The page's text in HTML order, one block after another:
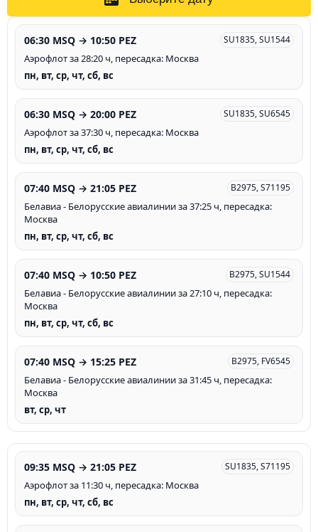
06:30 MSQ → 10:50 PEZ SU1835, SU1544
Аэрофлот за 28:20 ч, пересадка: Москва
пн, вт, ср, чт, сб, вс
06:30 MSQ → 20:00 PEZ SU1835, SU6545
Аэрофлот за 37:30 ч, пересадка: Москва
пн, вт, ср, чт, сб, вс
07:40 MSQ → 21:05 PEZ B2975, S71195
Белавиа - Белорусские авиалинии за 37:25 ч, пересадка:
Москва
пн, вт, ср, чт, сб, вс
07:40 MSQ → 10:50 PEZ B2975, SU1544
Белавиа - Белорусские авиалинии за 27:10 ч, пересадка:
Москва
пн, вт, ср, чт, сб, вс
07:40 MSQ → 15:25 PEZ B2975, FV6545
Белавиа - Белорусские авиалинии за 31:45 ч, пересадка:
Москва
вт, ср, чт
09:35 MSQ → 21:05 PEZ SU1835, S71195
Аэрофлот за 11:30 ч, пересадка: Москва
пн, вт, ср, чт, сб, вс